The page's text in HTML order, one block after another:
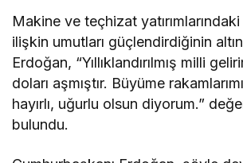
Makine ve teçhizat yatırımlarındaki
ilişkin umutları güçlendirdiğinin
Erdoğan, “Yıllıklandırılmış milli
doları aşmıştır. Büyüme
hayırlı, uğurlu olsun diyorum.”
bulundu.